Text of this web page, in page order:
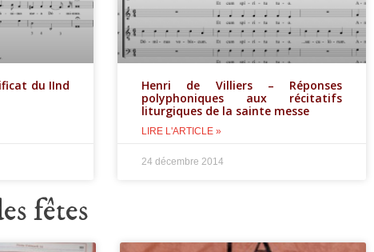
du IInd
Henri de Villiers – Réponses
polyphoniques aux récitatifs
liturgiques de la sainte messe
LIRE L'ARTICLE »
24 décembre 2014
fêtes